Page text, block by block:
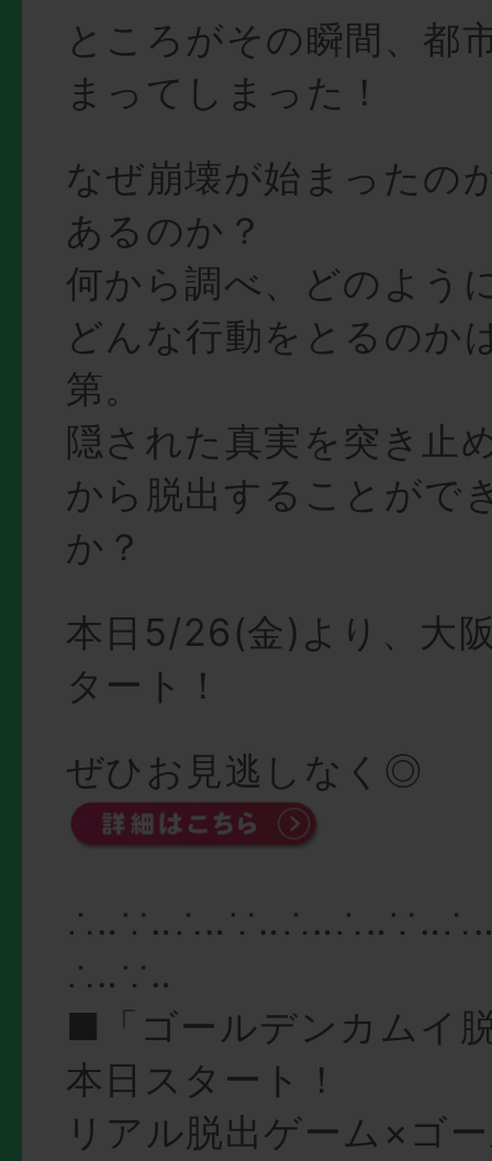
ところがその瞬間、都
まってしまった！
なぜ崩壊が始まったの
あるのか？
何から調べ、どのよう
どんな行動をとるのか
第。
隠された真実を突き止
から脱出することがで
か？
本日5/26(金)より、大
タート！
ぜひお見逃しなく◎
∴‥∵‥
■「ゴールデンカムイ
本日スタート！
リアル脱出ゲーム×ゴ